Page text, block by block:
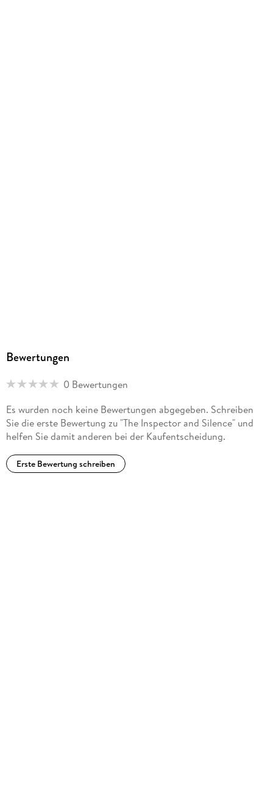
Bewertungen
0 Bewertungen
Es wurden noch keine Bewertungen abgegeben. Schreiben
Sie die erste Bewertung zu "The Inspector and Silence" und
helfen Sie damit anderen bei der Kaufentscheidung.
Erste Bewertung schreiben